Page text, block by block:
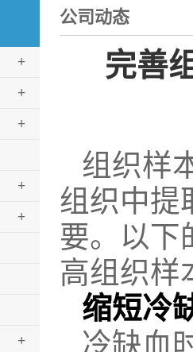
+
+
+
+
+
+
公司动态
完善
组织样
组织中提
要。以下
高组织样
缩短冷
冷缺血